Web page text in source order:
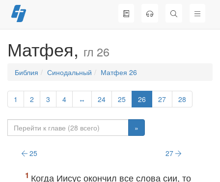
Перейти
к
Матфея, гл 26
Библия Синодальный Матфея 26
1 2 3 4 ↔ 24 25 26 27 28
»
25 27
Когда Иисус окончил все слова сии, то